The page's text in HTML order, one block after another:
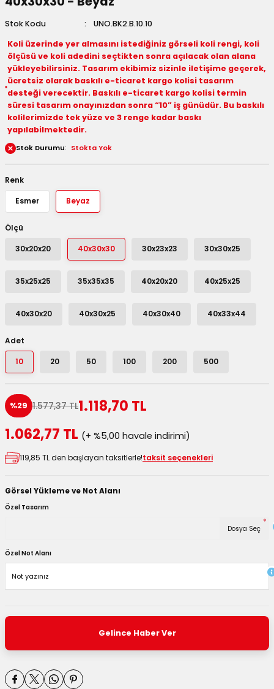
Kutuları
Kutuları
Masura Kapaklı
Kutular
ve Koliler
Stok Kodu
UNO.BK2.B.10.10
Koli üzerinde yer almasını istediğiniz görseli koli rengi, koli
ölçüsü ve koli adedini seçtikten sonra açılacak olan alana
yükleyebilirsiniz. Tasarım ekibimiz sizinle iletişime geçerek,
ücretsiz olarak baskılı e-ticaret kargo kolisi tasarım
desteği verecektir. Baskılı e-ticaret kargo kolisi termin
süresi tasarım onayınızdan sonra “10” iş günüdür. Bu baskılı
kolilerimizde tek yüze ve 3 renge kadar baskı
yapılabilmektedir.
Stok Durumu Stokta Yok
Renk
Esmer Beyaz
Ölçü
30x20x20 40x30x30 30x23x23 30x30x25
35x25x25 35x35x35 40x20x20 40x25x25
40x30x20 40x30x25 40x30x40 40x33x44
Adet
10 20 50 100 200 500
%29 1.577,37 TL1.118,70 TL
1.062,77 TL (+ %5,00 havale indirimi)
119,85 TL den başlayan taksitlerle!taksit seçenekleri
Görsel Yükleme ve Not Alanı
Özel Tasarım
Dosya Seç
*
Özel Not Alanı
Gelince Haber Ver